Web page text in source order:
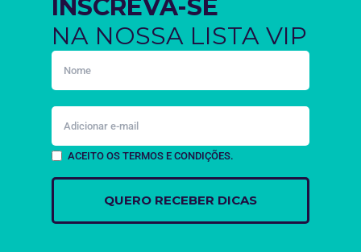
INSCREVA-SE
NA NOSSA LISTA VIP
ACEITO OS TERMOS E CONDIÇÕES.